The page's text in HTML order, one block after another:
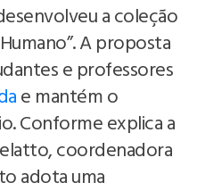
a coleção
A proposta
e professores
e mantém o
Conforme explica a
coordenadora
adota uma